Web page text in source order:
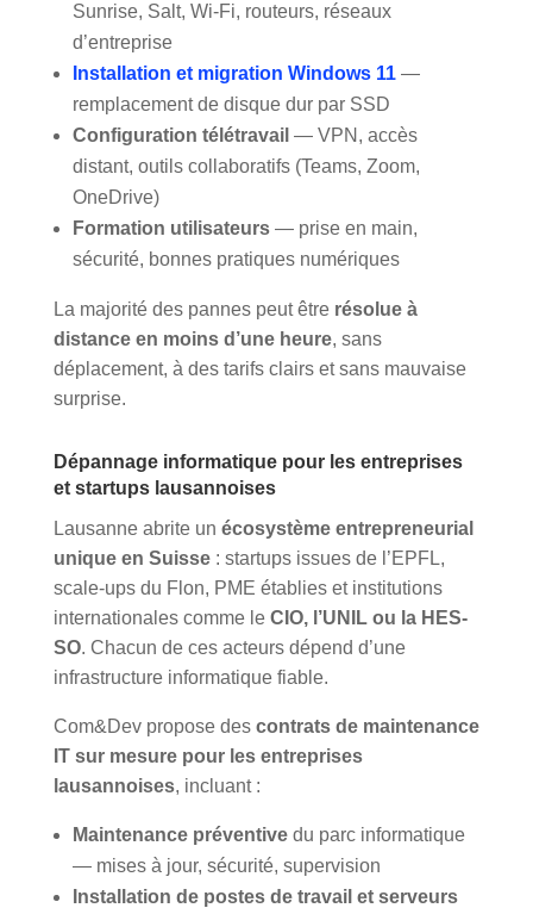
Sunrise, Salt, Wi-Fi, routeurs, réseaux
d’entreprise
Installation et migration Windows 11—
remplacement de disque dur par SSD
Configuration télétravail — VPN, accès
distant, outils collaboratifs (Teams, Zoom,
OneDrive)
Formation utilisateurs— prise en main,
sécurité, bonnes pratiques numériques
La majorité des pannes peut être résolue à
distance en moins d’une heure, sans
déplacement, à des tarifs clairs et sans mauvaise
surprise.
Dépannage informatique pour les entreprises
et startups lausannoises
Lausanne abrite un écosystème entrepreneurial
unique en Suisse: startups issues de l’EPFL,
scale-ups du Flon, PME établies et institutions
internationales comme le CIO, l’UNIL ou la HES-
SO. Chacun de ces acteurs dépend d’une
infrastructure informatique fiable.
Com&Dev propose des contrats de maintenance
IT sur mesure pour les entreprises
lausannoises, incluant :
Maintenance préventivedu parc informatique
— mises à jour, sécurité, supervision
Installation de postes de travail et serveurs